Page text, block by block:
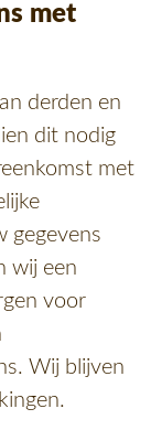
met
derden en
dit nodig
met
gegevens
wij een
voor
Wij blijven